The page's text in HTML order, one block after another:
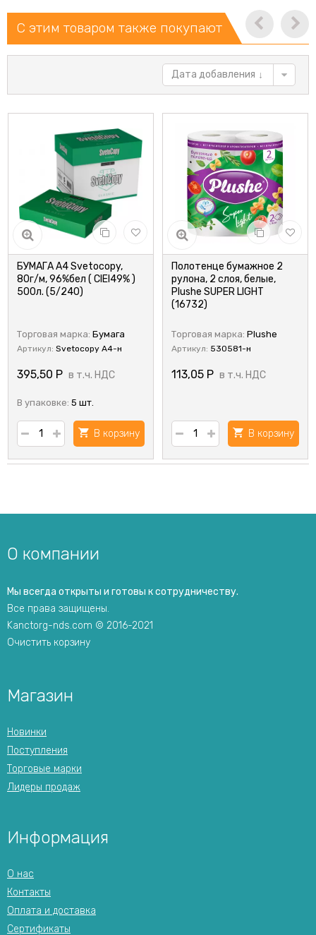
С этим товаром также покупают
Дата добавления
БУМАГА А4 Svetocopy,
80г/м, 96%бел ( CIEI49% )
500л. (5/240)
Торговая марка: Бумага
Артикул: Svetocopy А4-н
395,50 Р в т.ч. НДС
В упаковке: 5 шт.
В корзину
Полотенце бумажное 2
рулона, 2 слоя, белые,
Plushe SUPER LIGHT
(16732)
Торговая марка: Plushe
Артикул: 530581-н
113,05 Р в т.ч. НДС
В корзину
О компании
Мы всегда открыты и готовы к сотрудничеству.
Все права защищены.
Kanctorg-nds.com © 2016-2021
Очистить корзину
Магазин
Новинки
Поступления
Торговые марки
Лидеры продаж
Информация
О нас
Контакты
Оплата и доставка
Сертификаты